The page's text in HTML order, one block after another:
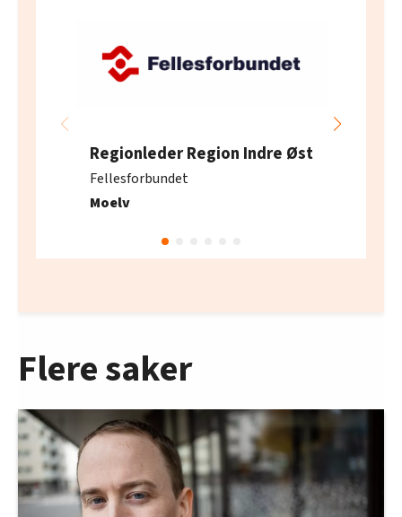
Regionleder Region Indre Øst
Fellesforbundet
Moelv
Flere saker